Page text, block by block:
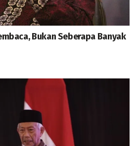
Bukan Seberapa Banyak